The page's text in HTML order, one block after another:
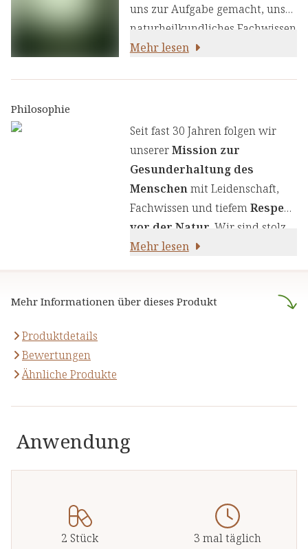
uns zur Aufgabe gemacht, unser
naturheilkundliches Fachwissen
und unsere Erfahrung mit den
Wir legen großen Wert auf
einen genauen Auswahlprozess
unserer Inhaltsstoffe, um Ihnen
sorgfältig zusammengestellte
Produkte zu liefern. Wir nutzen
die Kraft von Kräutern,
Pflanzenstoffen und anderen
Wohlbefinden.
Mehr lesen
Mehr Informationen über dieses Produkt
Produktdetails
Bewertungen
Ähnliche Produkte
Anwendung
2 Stück 3 mal täglich
Philosophie
Seit fast 30 Jahren folgen wir
unsererMission zur
Gesunderhaltung des
Menschenmit Leidenschaft,
Fachwissen und tiefemRespekt
vor der Natur . Wir sind stolz
darauf,naturreine Produkte
stützen.
Mehr lesen